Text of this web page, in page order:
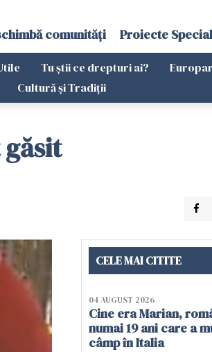
comunități Proiecte
Tu știi ce drepturi ai?
Cultură și Tradiții
CELE MAI CITITE
04 AUGUST 2026
Cine era Marian,
numai 19 ani care a
câmp în Italia